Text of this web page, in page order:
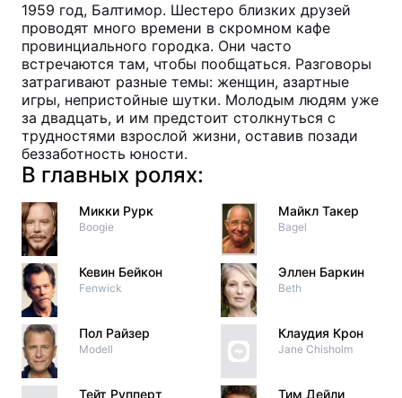
1959 год, Балтимор. Шестеро близких друзей
проводят много времени в скромном кафе
провинциального городка. Они часто
встречаются там, чтобы пообщаться. Разговоры
затрагивают разные темы: женщин, азартные
игры, непристойные шутки. Молодым людям уже
за двадцать, и им предстоит столкнуться с
трудностями взрослой жизни, оставив позади
беззаботность юности.
В главных ролях:
Микки Рурк
Boogie
Кевин Бейкон
Fenwick
Пол Райзер
Modell
Тейт Рупперт
Майкл Такер
Bagel
Эллен Баркин
Beth
Клаудия Крон
Jane Chisholm
Тим Дейли